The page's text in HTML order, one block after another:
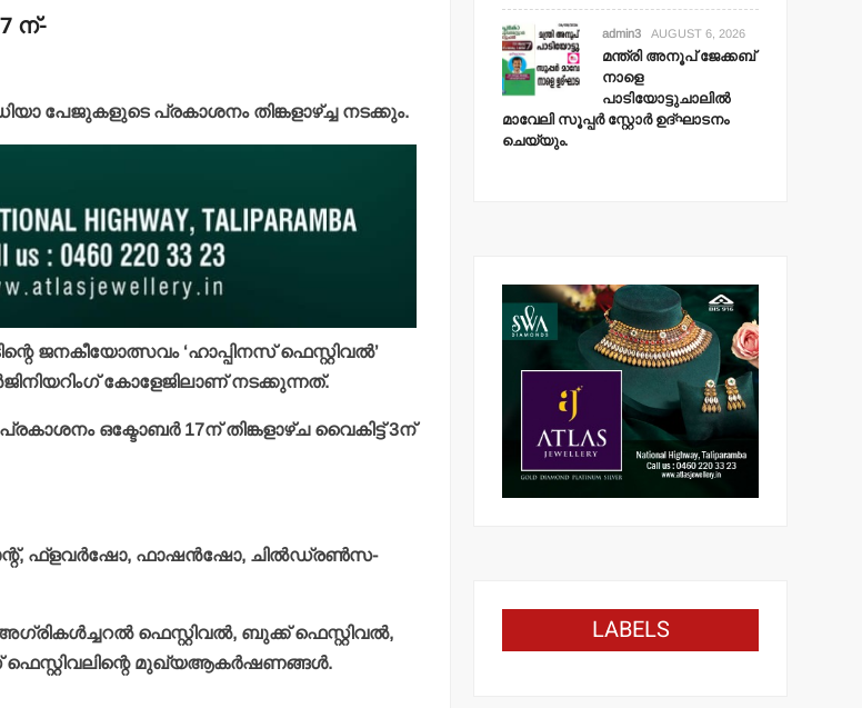
ന്-
പേജുകളുടെ പ്രകാശനം തിങ്കളാഴ്ച്ച നടക്കും.
ജനകീയോത്സവം ‘ഹാപ്പിനസ് ഫെസ്റ്റിവല്‍’
കോളേജിലാണ് നടക്കുന്നത്.
ഒക്ടോബര്‍ 17ന് തിങ്കളാഴ്ച വൈകിട്ട് 3ന്
ഫ്‌ളവര്‍ഷോ, ഫാഷന്‍ഷോ, ചില്‍ഡ്രണ്‍സ-
ഫെസ്റ്റിവല്‍, ബുക്ക് ഫെസ്റ്റിവല്‍,
ഫെസ്റ്റിവലിന്റെ മുഖ്യആകര്‍ഷണങ്ങള്‍.
admin3 AUGUST 6, 2026
മന്ത്രി അനൂപ് ജേക്കബ്
നാളെ
പാടിയോട്ടുചാലില്‍
മാവേലി സൂപ്പര്‍ സ്റ്റോര്‍ ഉദ്ഘാടനം
ചെയ്യും.
LABELS